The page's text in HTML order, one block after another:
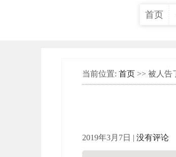
首页
当前位置: 首页 >> 被人告
2019年3月7日 | 没有评论